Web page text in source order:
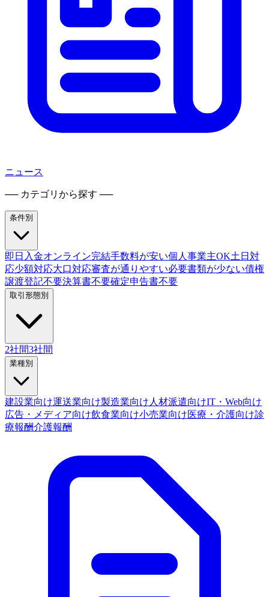
ニュース
── カテゴリから探す ──
条件別
即日入金オンライン完結手数料が安い個人事業主OK土日対
応少額対応大口対応審査が通りやすい必要書類が少ない債権
譲渡登記不要決算書不要確定申告書不要
取引形態別
2社間3社間
業種別
建設業向け運送業向け製造業向け 人材派遣向けIT・Web向け
広告・メディア向け飲食業向け小売業向け医療・介護向け診
療報酬介護報酬